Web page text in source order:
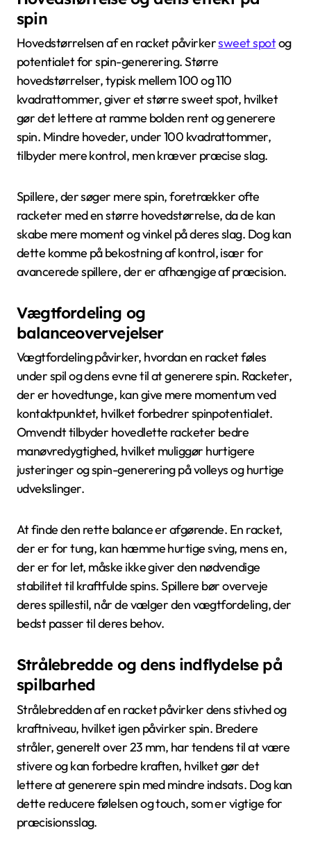
spin
Hovedstørrelsen af en racket påvirkersweet spotog
potentialet for spin-generering. Større
hovedstørrelser, typisk mellem 100 og 110
kvadrattommer, giver et større sweet spot, hvilket
gør det lettere at ramme bolden rent og generere
spin. Mindre hoveder, under 100 kvadrattommer,
tilbyder mere kontrol, men kræver præcise slag.
Spillere, der søger mere spin, foretrækker ofte
racketer med en større hovedstørrelse, da de kan
skabe mere moment og vinkel på deres slag. Dog kan
dette komme på bekostning af kontrol, især for
avancerede spillere, der er afhængige af præcision.
Vægtfordeling og
balanceovervejelser
Vægtfordeling påvirker, hvordan en racket føles
under spil og dens evne til at generere spin. Racketer,
der er hovedtunge, kan give mere momentum ved
kontaktpunktet, hvilket forbedrer spinpotentialet.
Omvendt tilbyder hovedlette racketer bedre
manøvredygtighed, hvilket muliggør hurtigere
justeringer og spin-generering på volleys og hurtige
udvekslinger.
At finde den rette balance er afgørende. En racket,
der er for tung, kan hæmme hurtige sving, mens en,
der er for let, måske ikke giver den nødvendige
stabilitet til kraftfulde spins. Spillere bør overveje
deres spillestil, når de vælger den vægtfordeling, der
bedst passer til deres behov.
Strålebredde og dens indflydelse på
spilbarhed
Strålebredden af en racket påvirker dens stivhed og
kraftniveau, hvilket igen påvirker spin. Bredere
stråler, generelt over 23 mm, har tendens til at være
stivere og kan forbedre kraften, hvilket gør det
lettere at generere spin med mindre indsats. Dog kan
dette reducere følelsen og touch, som er vigtige for
præcisionsslag.